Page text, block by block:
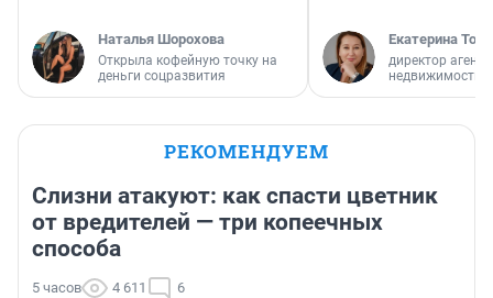
Наталья Шорохова
Открыла кофейную точку на
деньги соцразвития
Екатерина
директор
недвижимости
РЕКОМЕНДУЕМ
Слизни атакуют: как спасти цветник
от вредителей — три копеечных
способа
5 часов 4 611 6